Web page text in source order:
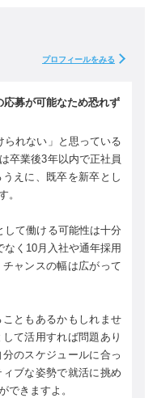
プロフィールをみる
募が可能なため恐れず
られない」と思っている
卒業後3年以内で正社員
えに、既卒を新卒とし
。
して働ける可能性は十分
く10月入社や通年採用
ャンスの幅は広がって
ともあるかもしれませ
て活用すれば問題あり
のスケジュールに合っ
ブな姿勢で就活に挑め
できますよ。